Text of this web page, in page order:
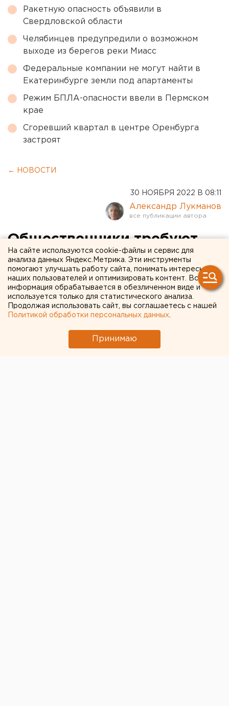
Ракетную опасность объявили в
Свердловской области
Челябинцев предупредили о возможном
выходе из берегов реки Миасс
Федеральные компании не могут найти в
Екатеринбурге земли под апартаменты
Режим БПЛА-опасности ввели в Пермском
крае
Сгоревший квартал в центре Оренбурга
застроят
← НОВОСТИ
30 НОЯБРЯ 2022 В 08:11
Александр Лукманов
Общественники требуют
запретить клипы Светланы
Лободы из-за ЛГБТ-сцен.
ДОКУМЕНТ
На сайте используются cookie-файлы и сервис для
анализа данных Яндекс.Метрика. Эти инструменты
помогают улучшать работу сайта, понимать интересы
наших пользователей и оптимизировать контент. Вся
информация обрабатывается в обезличенном виде и
используется только для статистического анализа.
Продолжая использовать сайт, вы соглашаетесь с нашей
Политикой обработки персональных данных
Принимаю